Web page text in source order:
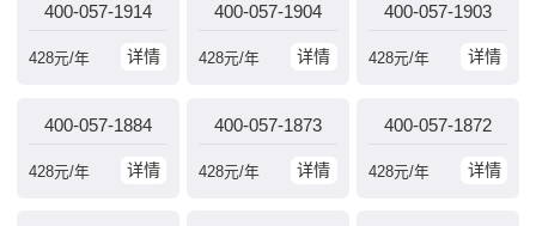
400-057-1914
详情
428元/年
400-057-1904
详情
428元/年
400-057-1903
详情
428元/年
400-057-1884
详情
428元/年
400-057-1873
详情
428元/年
400-057-1872
详情
428元/年